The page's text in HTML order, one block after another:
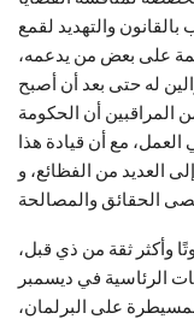
والتهديد لقمع
على بعض من يدعمه،
له حتى بعد أن أصبح
المراقبين أن الحكومة
مع أن قيادة هذا
العديد من الفظائع، و
وأكثر ثقة من ذي قبل،
الرئاسية في ديسمبر
المسيطرة على البرلمان،